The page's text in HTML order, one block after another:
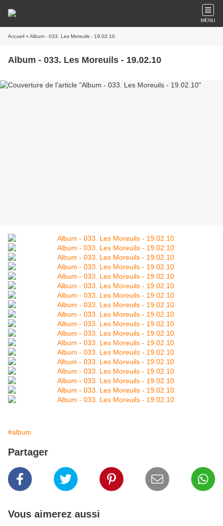
MENU
Accueil » Album - 033. Les Moreuils - 19.02.10
Album - 033. Les Moreuils - 19.02.10
#album
Partager
Vous aimerez aussi